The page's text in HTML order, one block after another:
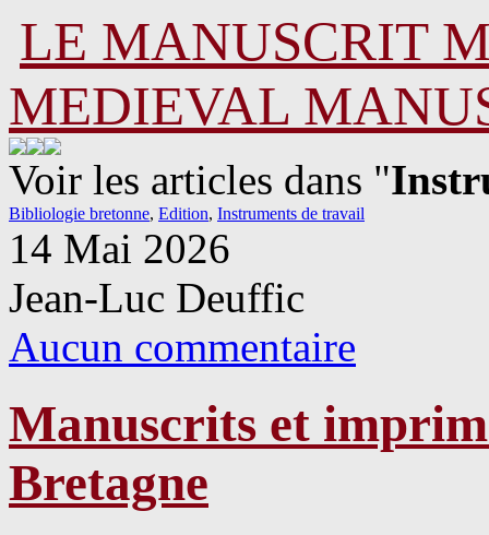
LE MANUSCRIT
MEDIEVAL
Voir les articles dans "
Bibliologie bretonne, Edition, Instruments de travail
14 Mai 2026
Jean-Luc Deuffic
Aucun commentaire
Manuscrits et
Bretagne